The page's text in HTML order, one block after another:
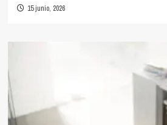
15 junio, 2026